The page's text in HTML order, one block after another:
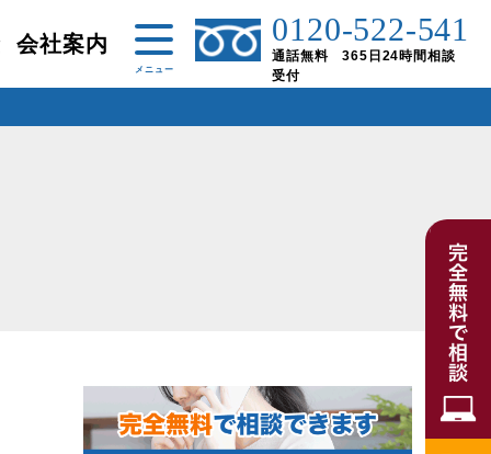
会社案内 0120-522-541
通話無料 365日24時間相談
受付